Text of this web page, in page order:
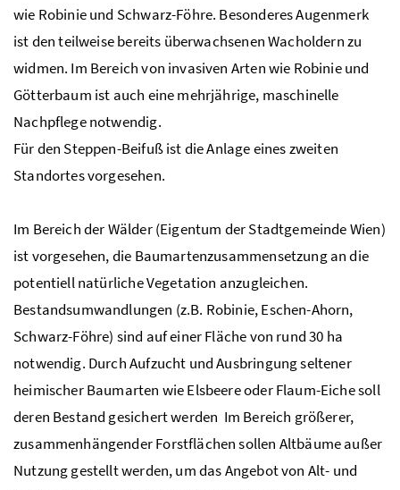
wie Robinie und Schwarz-Föhre. Besonderes Augenmerk
ist den teilweise bereits überwachsenen Wacholdern zu
widmen. Im Bereich von invasiven Arten wie Robinie und
Götterbaum ist auch eine mehrjährige, maschinelle
Nachpflege notwendig.
Für den Steppen-Beifuß ist die Anlage eines zweiten
Standortes vorgesehen.
Im Bereich der Wälder (Eigentum der Stadtgemeinde Wien)
ist vorgesehen, die Baumartenzusammensetzung an die
potentiell natürliche Vegetation anzugleichen.
Bestandsumwandlungen (z.B. Robinie, Eschen-Ahorn,
Schwarz-Föhre) sind auf einer Fläche von rund 30 ha
notwendig. Durch Aufzucht und Ausbringung seltener
heimischer Baumarten wie Elsbeere oder Flaum-Eiche soll
deren Bestand gesichert werden Im Bereich größerer,
zusammenhängender Forstflächen sollen Altbäume außer
Nutzung gestellt werden, um das Angebot von Alt- und